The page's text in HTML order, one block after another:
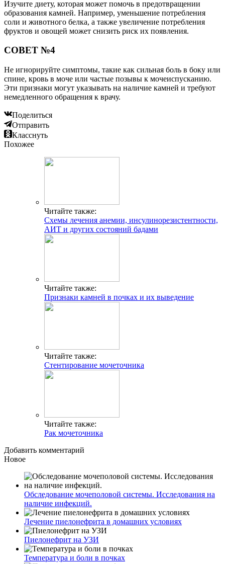
Изучите диету, которая может помочь в предотвращении
образования камней. Например, уменьшение потребления
соли и животного белка, а также увеличение потребления
фруктов и овощей может снизить риск их появления.
СОВЕТ №4
Не игнорируйте симптомы, такие как сильная боль в боку или
спине, кровь в моче или частые позывы к мочеиспусканию.
Эти признаки могут указывать на наличие камней и требуют
немедленного обращения к врачу.
Поделиться
Отправить
Класснуть
Похожее
Читайте также:
Схемы лечения анемии, инсулинорезистентности,
АИТ и других состояний бадами
Читайте также:
Признаки камней в почках и их выведение
Читайте также:
Стентирование мочеточника
Читайте также:
Рак мочеточника
Добавить комментарий
Новое
Обследование мочеполовой системы. Исследования на
наличие инфекций.
Лечение пиелонефрита в домашних условиях
Пиелонефрит на УЗИ
Температура и боли в почках